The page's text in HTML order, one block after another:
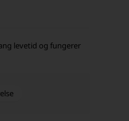
levetid og fungerer